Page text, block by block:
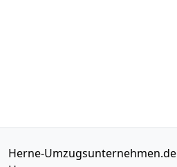
Herne-Umzugsunternehmen.de